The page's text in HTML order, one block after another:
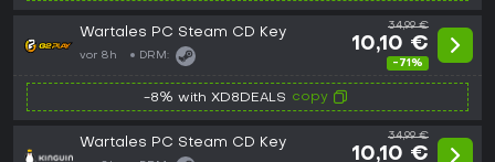
Wartales PC Steam CD Key
vor 8h DRM:
34,99 €
10,10 €
-71%
-8% with XD8DEALS copy
Wartales PC Steam CD Key 34,99 €
10,10 €